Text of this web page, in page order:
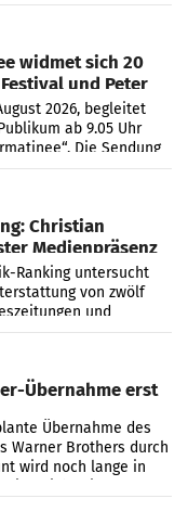
widmet sich 20
und Peter
2026, begleitet
ab 9.05 Uhr
Die Sendung
„20 Jahre
Christian
Medienpräsenz
Ranking untersucht
von zwölf
und
und
Übernahme erst
Übernahme des
Warner Brothers durch
wird noch lange in